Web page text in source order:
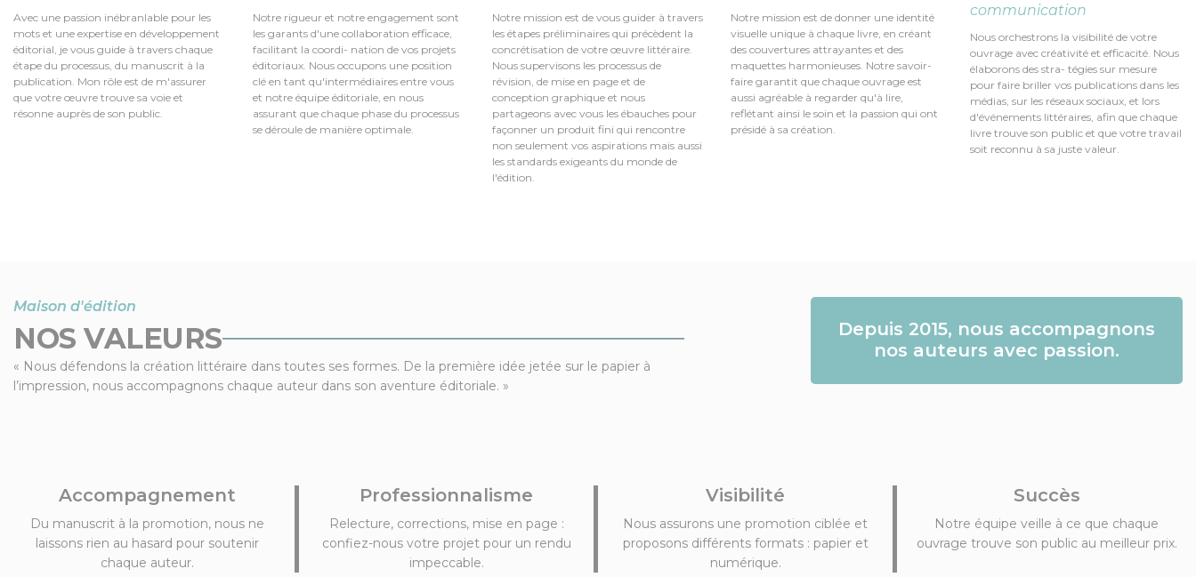
Avec une passion inébranlable pour les
mots et une expertise en développement
éditorial, je vous guide à travers chaque
étape du processus, du manuscrit à la
publication. Mon rôle est de m'assurer
que votre œuvre trouve sa voie et
résonne auprès de son public.
Notre rigueur et notre engagement sont
les garants d'une collaboration efficace,
facilitant la coordi- nation de vos projets
éditoriaux. Nous occupons une position
clé en tant qu'intermédiaires entre vous
et notre équipe éditoriale, en nous
assurant que chaque phase du processus
se déroule de manière optimale.
Notre mission est de vous guider à travers
les étapes préliminaires qui précèdent la
concrétisation de votre œuvre littéraire.
Nous supervisons les processus de
révision, de mise en page et de
conception graphique et nous
partageons avec vous les ébauches pour
façonner un produit fini qui rencontre
non seulement vos aspirations mais aussi
les standards exigeants du monde de
l'édition.
Notre mission est de donner une identité
visuelle unique à chaque livre, en créant
des couvertures attrayantes et des
maquettes harmonieuses. Notre savoir-
faire garantit que chaque ouvrage est
aussi agréable à regarder qu'à lire,
reflétant ainsi le soin et la passion qui ont
présidé à sa création.
communication
Nous orchestrons la visibilité de votre
ouvrage avec créativité et efficacité. Nous
élaborons des stra- tégies sur mesure
pour faire briller vos publications dans les
médias, sur les réseaux sociaux, et lors
d'événements littéraires, afin que chaque
livre trouve son public et que votre travail
soit reconnu à sa juste valeur.
Maison d'édition
NOS VALEURS
« Nous défendons la création littéraire dans toutes ses formes. De la première idée jetée sur le papier à
l’impression, nous accompagnons chaque auteur dans son aventure éditoriale. »
Depuis 2015, nous accompagnons
nos auteurs avec passion.
Accompagnement
Du manuscrit à la promotion, nous ne
laissons rien au hasard pour soutenir
chaque auteur.
Professionnalisme
Relecture, corrections, mise en page :
confiez-nous votre projet pour un rendu
impeccable.
Visibilité
Nous assurons une promotion ciblée et
proposons différents formats : papier et
numérique.
Succès
Notre équipe veille à ce que chaque
ouvrage trouve son public au meilleur prix.